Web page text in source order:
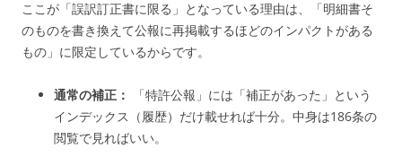
ここが「誤訳訂正書に限る」となっている理由は、「明細書そ
のものを書き換えて公報に再掲載するほどのインパクトがある
もの」に限定しているからです。
通常の補正：
「特許公報」には「補正があった」という
インデックス（履歴）だけ載せれば十分。中身は186条の
閲覧で見ればいい。